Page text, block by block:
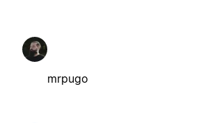
mrpugo